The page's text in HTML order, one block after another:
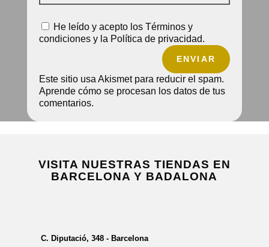
He leído y acepto los Términos y
condiciones y la Política de privacidad.
ENVIAR
Este sitio usa Akismet para reducir el spam.
Aprende cómo se procesan los datos de tus
comentarios.
VISITA NUESTRAS TIENDAS EN
BARCELONA Y BADALONA
C. Diputació, 348 - Barcelona